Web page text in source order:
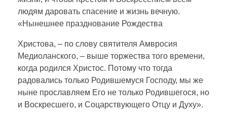
людям даровать спасение и жизнь вечную.
«Нынешнее празднование Рождества
Христова, – по слову святителя Амвросия
Медиоланского, – выше торжества того времени,
когда родился Христос. Потому что тогда
радовались только Родившемуся Господу, мы же
ныне прославляем Его не только Родившегося, но
и Воскресшего, и Соцарствующего Отцу и Духу».